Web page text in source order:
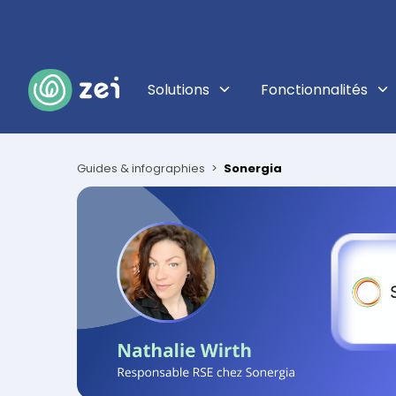
Solutions
Toutes nos solutions,
Conformité et réglementation
Réaliser son reporting
Améliorer l'impact de son
Fonctionnalités
Découvrez
Identifiez
votre ESG.
Piloter &
Définissez
Fédérer
Guides & infographies Sonergia